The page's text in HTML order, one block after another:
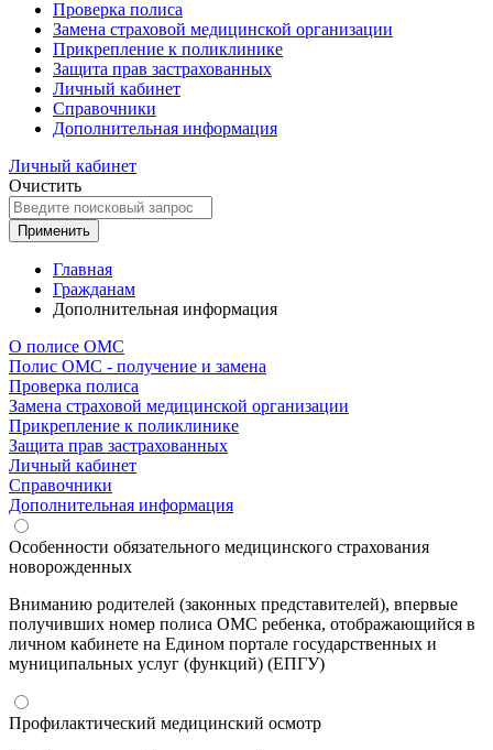
Проверка полиса
Замена страховой медицинской организации
Прикрепление к поликлинике
Защита прав застрахованных
Личный кабинет
Справочники
Дополнительная информация
Личный кабинет
Очистить
Применить
Главная
Гражданам
Дополнительная информация
О полисе ОМС
Полис ОМС - получение и замена
Проверка полиса
Замена страховой медицинской организации
Прикрепление к поликлинике
Защита прав застрахованных
Личный кабинет
Справочники
Дополнительная информация
Особенности обязательного медицинского страхования
новорожденных
Вниманию родителей (законных представителей), впервые
получивших номер полиса ОМС ребенка, отображающийся в
личном кабинете на Едином портале государственных и
муниципальных услуг (функций) (ЕПГУ)
Профилактический медицинский осмотр